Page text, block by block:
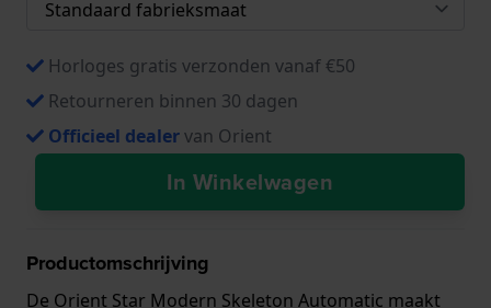
Horloges gratis verzonden vanaf €50
Retourneren binnen 30 dagen
Officieel dealervan Orient
In Winkelwagen
Productomschrijving
De Orient Star Modern Skeleton Automatic maakt